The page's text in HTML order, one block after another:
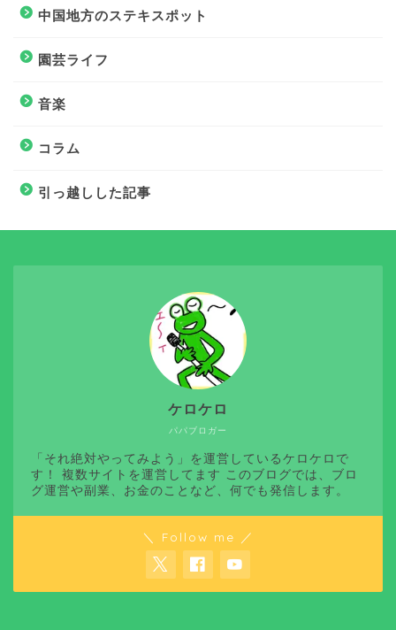
中国地方のステキスポット
園芸ライフ
音楽
コラム
引っ越しした記事
パパブロガー
ケロケロ
「それ絶対やってみよう」を運営しているケロケロで
す！ 複数サイトを運営してます このブログでは、ブロ
グ運営や副業、お金のことなど、何でも発信します。
＼ Follow me ／